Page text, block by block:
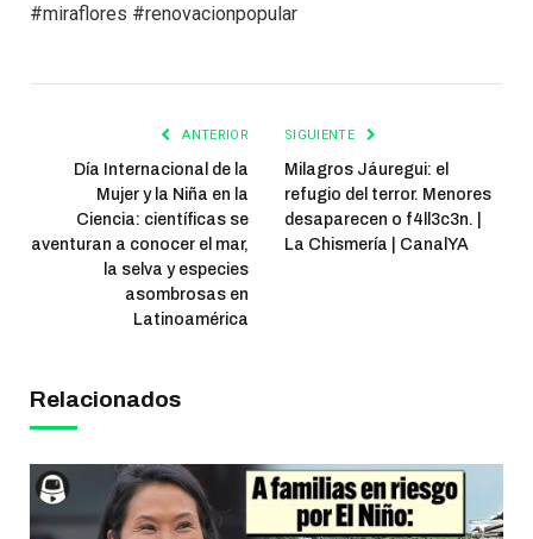
#miraflores #renovacionpopular
ANTERIOR
Día Internacional de la
Mujer y la Niña en la
Ciencia: científicas se
aventuran a conocer el mar,
la selva y especies
asombrosas en
Latinoamérica
SIGUIENTE
Milagros Jáuregui: el
refugio del terror. Menores
desaparecen o f4ll3c3n. |
La Chismería | CanalYA
Relacionados